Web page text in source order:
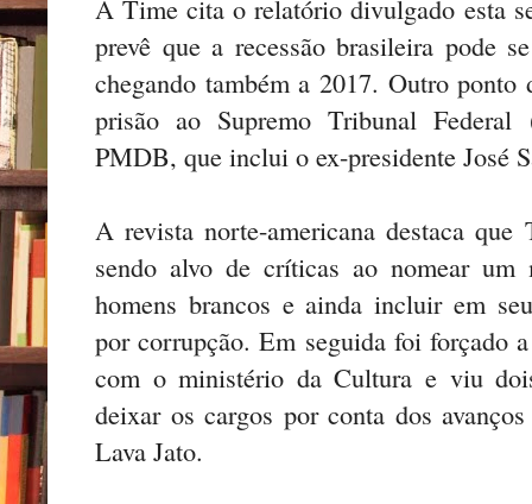
A Time cita o relatório divulgado esta
prevê que a recessão brasileira pode
chegando também a 2017. Outro
prisão ao Supremo Tribunal
PMDB, que inclui o ex-presidente José
A revista norte-americana destaca que
sendo alvo de críticas ao nomear um
homens brancos e ainda incluir em
por corrupção. Em seguida foi forçado
com o ministério da Cultura e viu
deixar os cargos por conta dos
Lava Jato.